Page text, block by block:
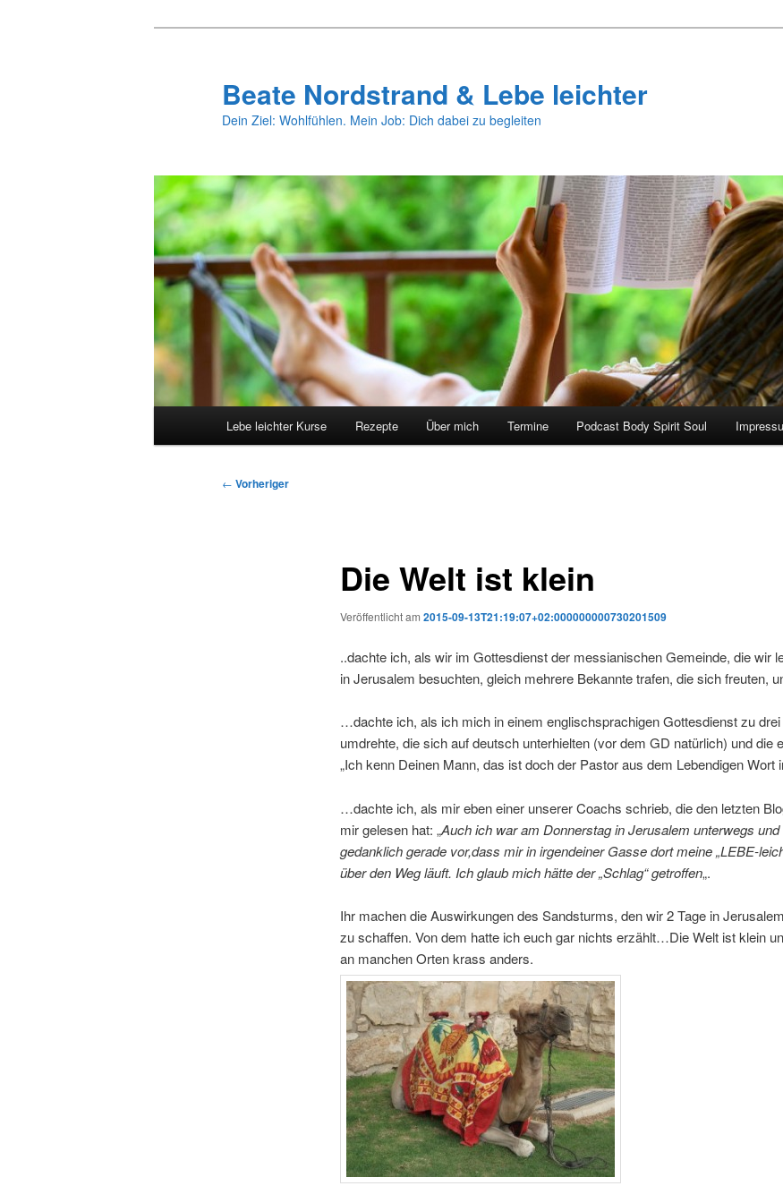
Beate Nordstrand & Lebe leichter
Dein Ziel: Wohlfühlen. Mein Job: Dich dabei zu begleiten
Lebe leichter Kurse Rezepte Über mich Termine Podcast Body Spirit Soul
Beitragsnavigation
← Vorheriger
Die Welt ist klein
Veröffentlicht am 2015-09-13T21:19:07+02:000000000730201509
..dachte ich, als wir im Gottesdienst der messianischen Gemeinde, die wir
in Jerusalem besuchten, gleich mehrere Bekannte trafen, die sich freuten,
…dachte ich, als ich mich in einem englischsprachigen Gottesdienst zu
umdrehte, die sich auf deutsch unterhielten (vor dem GD natürlich) und die
„Ich kenn Deinen Mann, das ist doch der Pastor aus dem Lebendigen Wort
…dachte ich, als mir eben einer unserer Coachs schrieb, die den letzten
mir gelesen hat: „Auch ich war am Donnerstag in Jerusalem unterwegs
gedanklich gerade vor,dass mir in irgendeiner Gasse dort meine „LEBE-
über den Weg läuft. Ich glaub mich hätte der „Schlag“ getroffen„.
Ihr machen die Auswirkungen des Sandsturms, den wir 2 Tage in
zu schaffen. Von dem hatte ich euch gar nichts erzählt…Die Welt ist klein
an manchen Orten krass anders.